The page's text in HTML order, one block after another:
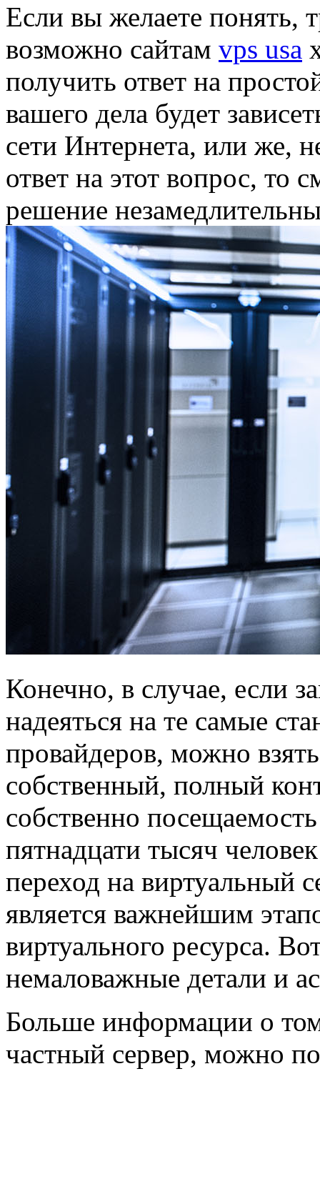
Если вы желаете понять,
возможно сайтам vps usa
получить ответ на
вашего дела будет
сети Интернета, или же,
ответ на этот вопрос, то
решение
Конечно, в случае, если
надеяться на те самые
провайдеров, можно
собственный, полный
собственно
пятнадцати тысяч
переход на виртуальный
является важнейшим
виртуального ресурса.
немаловажные детали и
Больше информации о
частный сервер, можно